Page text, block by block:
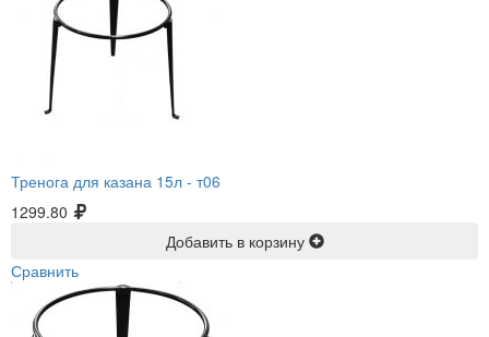
Тренога для казана 15л - т06
1299.80
Добавить в корзину
Сравнить